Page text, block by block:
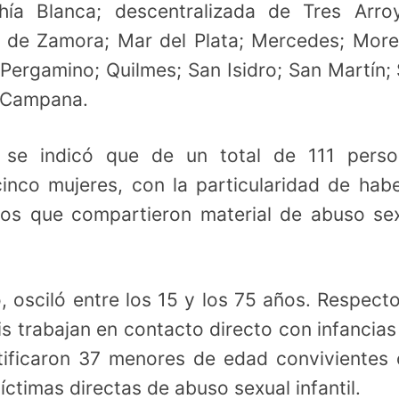
Blanca; descentralizada de Tres
Zamora; Mar del Plata; Mercedes;
Quilmes; San Isidro; San Martín;
indicó que de un total de 111
mujeres, con la particularidad de
que compartieron material de abuso
entre los 15 y los 75 años.
trabajan en contacto directo con
37 menores de edad convivientes
directas de abuso sexual infantil.